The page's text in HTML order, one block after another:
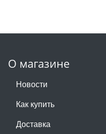
О магазине
Новости
Как купить
Доставка